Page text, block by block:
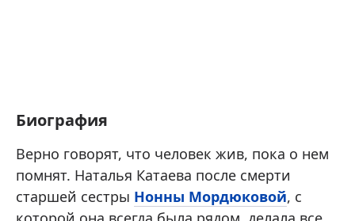
Биография
Верно говорят, что человек жив, пока о нем
помнят. Наталья Катаева после смерти
старшей сестры Нонны Мордюковой, с